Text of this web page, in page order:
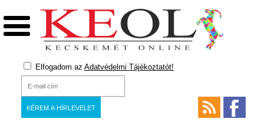
Elfogadom az Adatvédelmi Tájékoztatót!